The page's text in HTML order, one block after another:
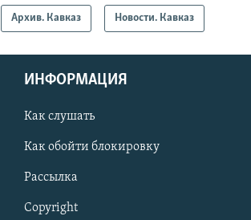
Архив. Кавказ Новости. Кавказ
ИНФОРМАЦИЯ
Как слушать
Как обойти блокировку
Рассылка
Copyright